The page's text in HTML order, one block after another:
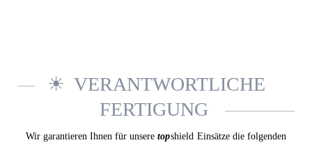
VERANTWORTLICHE
FERTIGUNG
Wir garantieren Ihnen für unseretopshield Einsätze die folgenden